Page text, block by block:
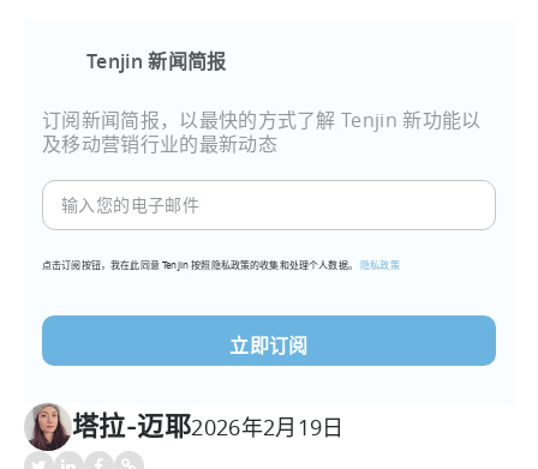
Tenjin 新闻简报
订阅新闻简报，以最快的方式了解 Tenjin 新功能以
及移动营销行业的最新动态
输
入
的
子
邮
(必
须填
写）
点击订阅按钮，我在此同意 Tenjin 按照隐私政策的收集和处理个人数据。隐私政策
塔拉-迈耶2026年2月19日